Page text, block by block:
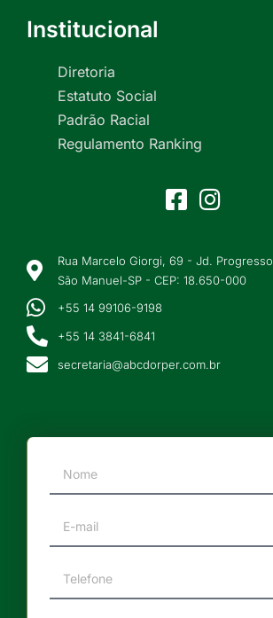
Institucional
Diretoria
Estatuto Social
Padrão Racial
Regulamento Ranking
Rua Marcelo Giorgi, 69 - Jd. Progresso
São Manuel-SP - CEP: 18.650-000
+55 14 99106-9198
+55 14 3841-6841
secretaria@abcdorper.com.br